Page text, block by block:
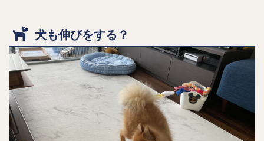
犬も伸びをする？